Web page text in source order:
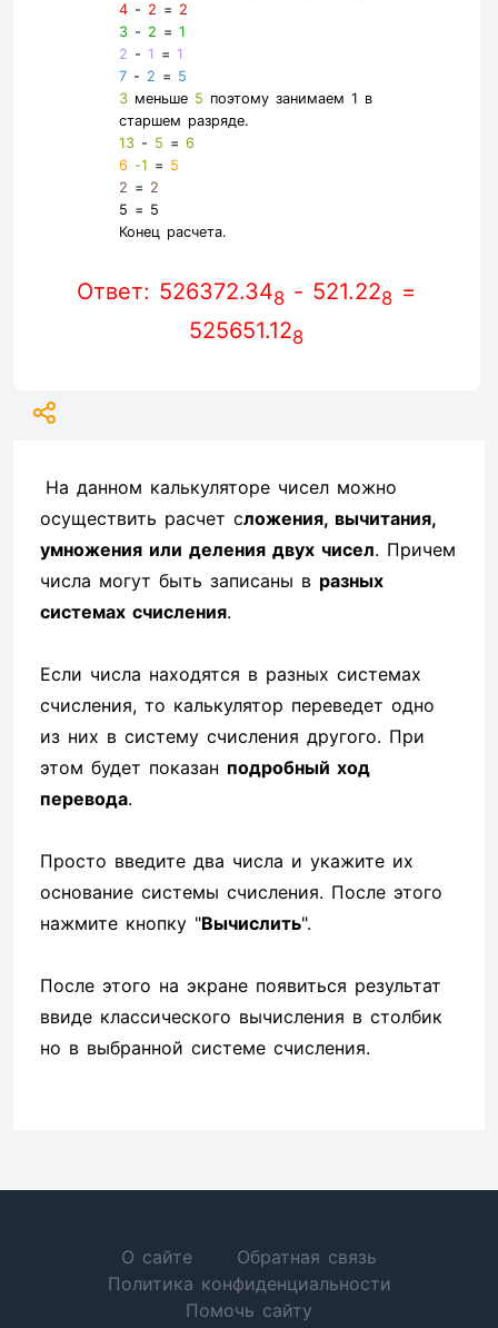
4- 2 = 2
3- 2 = 1
2 - 1 = 1
7- 2 = 5
3меньше 5 поэтому занимаем 1 в
старшем разряде.
13- 5 = 6
6 -1 = 5
2 = 2
5 = 5
Конец расчета.
Ответ: 526372.348 - 521.228 =
525651.128
На данном калькуляторе чисел можно
осуществить расчет сложения, вычитания,
умножения или деления двух чисел. Причем
числа могут быть записаны в разных
системах счисления.
Если числа находятся в разных системах
счисления, то калькулятор переведет одно
из них в систему счисления другого. При
этом будет показан подробный ход
перевода.
Просто введите два числа и укажите их
основание системы счисления. После этого
нажмите кнопку "Вычислить".
После этого на экране появиться результат
ввиде классического вычисления в столбик
но в выбранной системе счисления.
О сайте
Обратная связь
Политика конфиденциальности
Помочь сайту